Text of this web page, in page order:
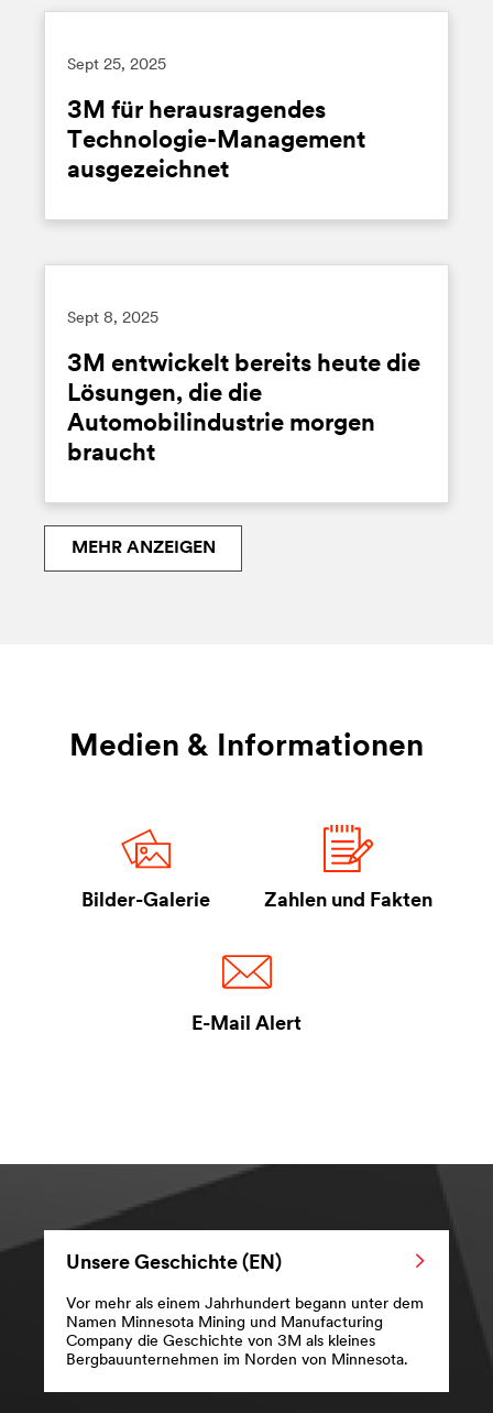
Sept 25, 2025
3M für herausragendes
Technologie-Management
ausgezeichnet
Sept 8, 2025
3M entwickelt bereits heute die
Lösungen, die die
Automobilindustrie morgen
braucht
MEHR ANZEIGEN
Medien & Informationen
Bilder-Galerie Zahlen und Fakten
E-Mail Alert
Unsere Geschichte (EN)
Vor mehr als einem Jahrhundert begann unter dem
Namen Minnesota Mining und Manufacturing
Company die Geschichte von 3M als kleines
Bergbauunternehmen im Norden von Minnesota.